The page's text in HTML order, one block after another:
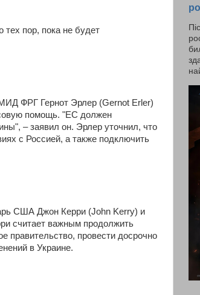
тех пор, пока не будет
МИД ФРГ Гернот Эрлер (Gernot Erler)
помощь. "ЕС должен
– заявил он. Эрлер уточнил, что
с Россией, а также подключить
США Джон Керри (John Kerry) и
считает важным продолжить
правительство, провести досрочно
в Украине.